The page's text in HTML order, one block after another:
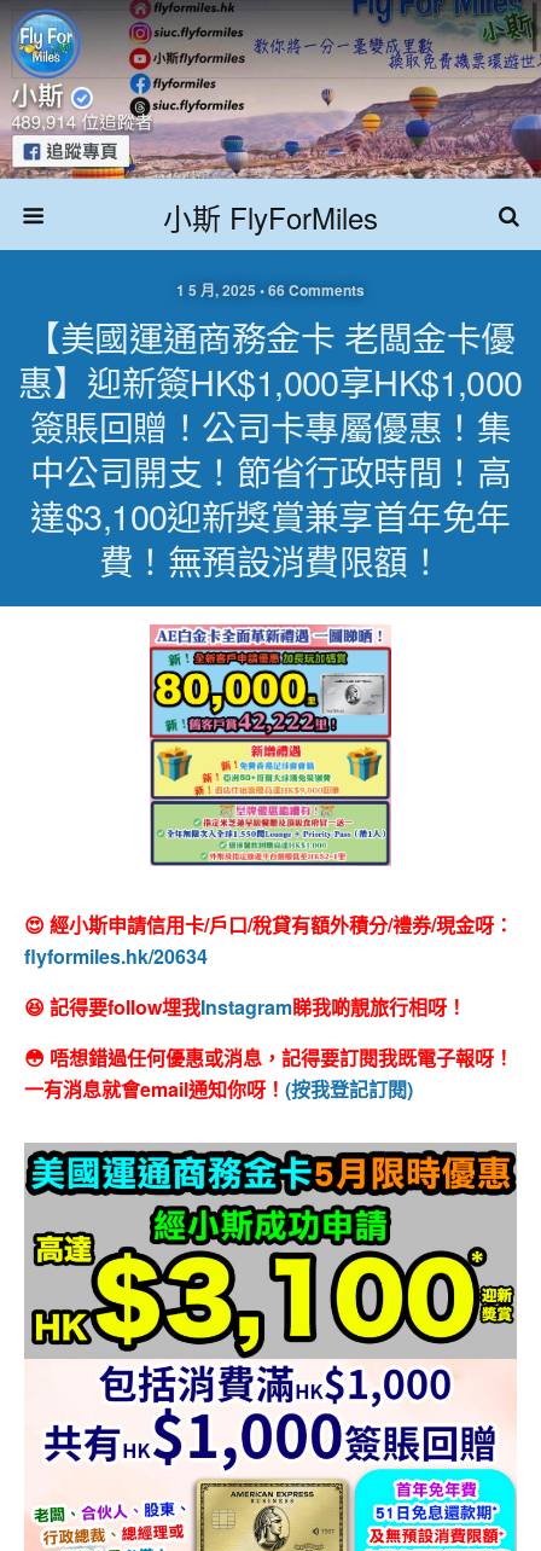
小斯 FlyForMiles
1 5 月, 2025 • 66 Comments
【美國運通商務金卡 老闆金卡優
惠】迎新簽HK$1,000享HK$1,000
簽賬回贈！公司卡專屬優惠！集
中公司開支！節省行政時間！高
達$3,100迎新獎賞兼享首年免年
費！無預設消費限額！
😍 經小斯申請信用卡/戶口/稅貸有額外積分/禮券/現金呀：
flyformiles.hk/20634
😆 記得要follow埋我Instagram睇我啲靚旅行相呀！
😳 唔想錯過任何優惠或消息，記得要訂閱我既電子報呀！
一有消息就會email通知你呀！ (按我登記訂閱)